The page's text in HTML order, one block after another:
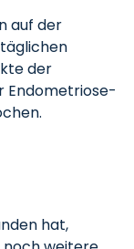
auf der
der
Endometriose-
hat,